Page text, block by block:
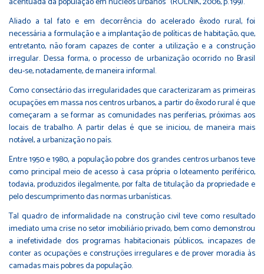
Aliado a tal fato e em decorrência do acelerado êxodo rural, foi
necessária a formulação e a implantação de políticas de habitação, que,
entretanto, não foram capazes de conter a utilização e a construção
irregular. Dessa forma, o processo de urbanização ocorrido no Brasil
deu-se, notadamente, de maneira informal.
Como consectário das irregularidades que caracterizaram as primeiras
ocupações em massa nos centros urbanos, a partir do êxodo rural é que
começaram a se formar as comunidades nas periferias, próximas aos
locais de trabalho. A partir delas é que se iniciou, de maneira mais
notável, a urbanização no país.
Entre 1950 e 1980, a população pobre dos grandes centros urbanos teve
como principal meio de acesso à casa própria o loteamento periférico,
todavia, produzidos ilegalmente, por falta de titulação da propriedade e
pelo descumprimento das normas urbanísticas.
Tal quadro de informalidade na construção civil teve como resultado
imediato uma crise no setor imobiliário privado, bem como demonstrou
a inefetividade dos programas habitacionais públicos, incapazes de
conter as ocupações e construções irregulares e de prover moradia às
camadas mais pobres da população.